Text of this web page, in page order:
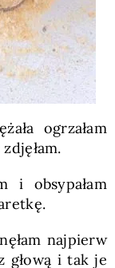
ogrzałam
i obsypałam
najpierw
głową i tak je